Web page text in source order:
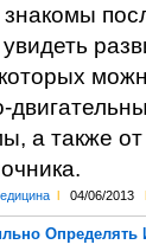
а также
l 04/06/2013 l
Определять